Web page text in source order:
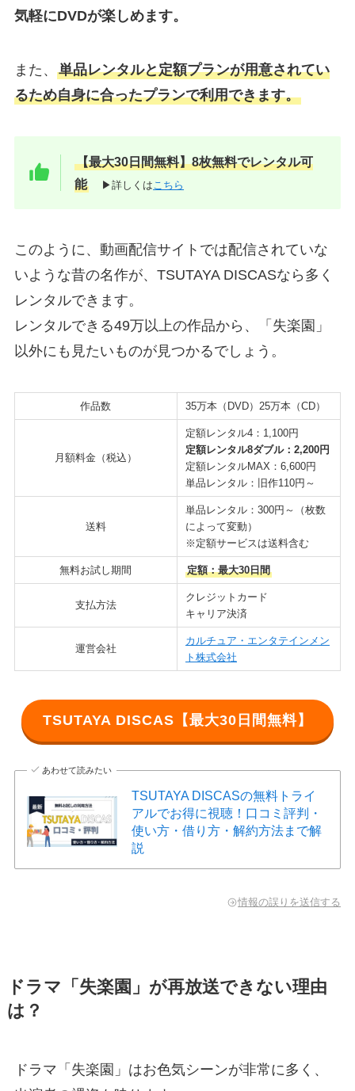
気軽にDVDが楽しめます。
また、 単品レンタルと定額プランが用意されてい
るため自身に合ったプランで利用できます。
【最大30日間無料】8枚無料でレンタル可
能
▶詳しくは こちら
このように、動画配信サイトでは配信されていな
いような昔の名作が、TSUTAYA DISCASなら多く
レンタルできます。
レンタルできる49万以上の作品から、「失楽園」
以外にも見たいものが見つかるでしょう。
作品数 35万本（DVD）25万本（CD）
月額料金（税込）
定額レンタル4：1,100円
定額レンタル8ダブル：2,200円
定額レンタルMAX：6,600円
単品レンタル：旧作110円～
送料
単品レンタル：300円～（枚数
によって変動）
※定額サービスは送料含む
無料お試し期間 定額：最大30日間
支払方法
クレジットカード
キャリア決済
運営会社
カルチュア・エンタテインメン
ト株式会社
TSUTAYA DISCAS【最大30日間無料】
あわせて読みたい
TSUTAYA DISCASの無料トライ
アルでお得に視聴！口コミ評判・
使い方・借り方・解約方法まで解
説
情報の誤りを送信する
ドラマ「失楽園」が再放送できない理由
は？
ドラマ「失楽園」はお色気シーンが非常に多く、